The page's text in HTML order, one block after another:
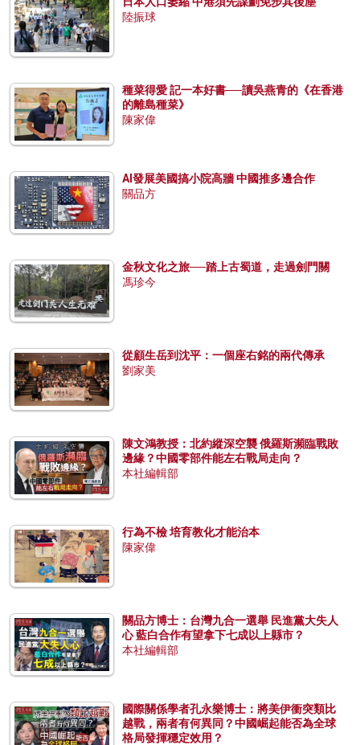
陸振球
種菜得愛 記一本好書──讀吳燕青的《在香港
的離島種菜》
陳家偉
AI發展美國搞小院高牆 中國推多邊合作
關品方
金秋文化之旅──踏上古蜀道，走過劍門關
馮珍今
從顧生岳到沈平：一個座右銘的兩代傳承
劉家美
陳文鴻教授：北約縱深空襲 俄羅斯瀕臨戰敗
邊緣？中國零部件能左右戰局走向？
本社編輯部
行為不檢 培育教化才能治本
陳家偉
關品方博士：台灣九合一選舉 民進黨大失人
心 藍白合作有望拿下七成以上縣市？
本社編輯部
國際關係學者孔永樂博士：將美伊衝突類比
越戰，兩者有何異同？中國崛起能否為全球
格局發揮穩定效用？